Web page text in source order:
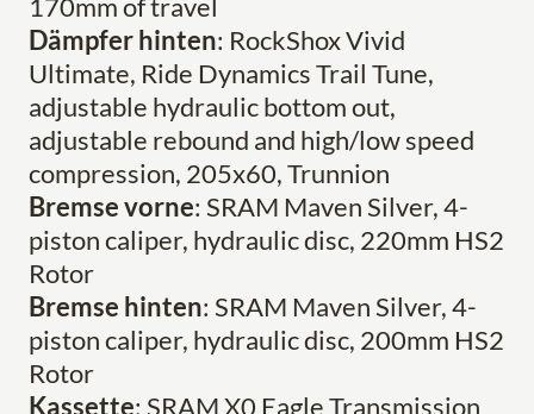
170mm of travel
Dämpfer hinten: RockShox Vivid
Ultimate, Ride Dynamics Trail Tune,
adjustable hydraulic bottom out,
adjustable rebound and high/low speed
compression, 205x60, Trunnion
Bremse vorne: SRAM Maven Silver, 4-
piston caliper, hydraulic disc, 220mm HS2
Rotor
Bremse hinten: SRAM Maven Silver, 4-
piston caliper, hydraulic disc, 200mm HS2
Rotor
Kassette: SRAM X0 Eagle Transmission